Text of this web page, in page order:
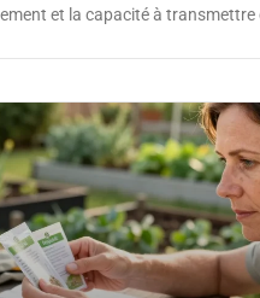
et la capacité à transmettre